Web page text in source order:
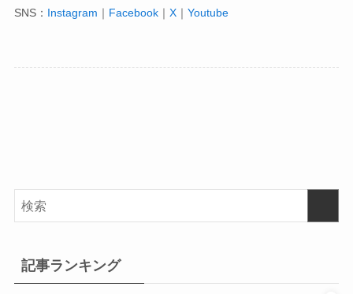
SNS： Instagram ｜ Facebook｜ X｜ Youtube
記事ランキング